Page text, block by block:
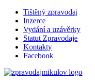
Tištěný zpravodaj
Inzerce
Vydání a uzávěrky
Statut Zpravodaje
Kontakty
Facebook